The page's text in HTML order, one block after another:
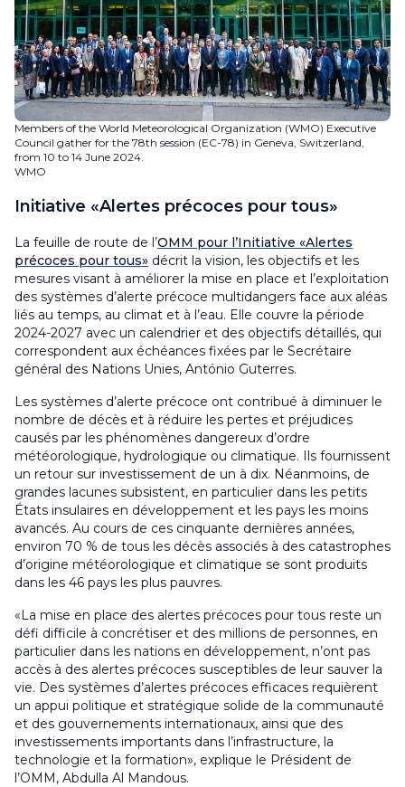
Members of the World Meteorological Organization (WMO) Executive
Council gather for the 78th session (EC-78) in Geneva, Switzerland,
from 10 to 14 June 2024.
WMO
Initiative «Alertes précoces pour tous»
La feuille de route de l’OMM pour l’Initiative «Alertes
précoces pour tous» décrit la vision, les objectifs et les
mesures visant à améliorer la mise en place et l’exploitation
des systèmes d’alerte précoce multidangers face aux aléas
liés au temps, au climat et à l’eau. Elle couvre la période
2024-2027 avec un calendrier et des objectifs détaillés, qui
correspondent aux échéances fixées par le Secrétaire
général des Nations Unies, António Guterres.
Les systèmes d’alerte précoce ont contribué à diminuer le
nombre de décès et à réduire les pertes et préjudices
causés par les phénomènes dangereux d’ordre
météorologique, hydrologique ou climatique. Ils fournissent
un retour sur investissement de un à dix. Néanmoins, de
grandes lacunes subsistent, en particulier dans les petits
États insulaires en développement et les pays les moins
avancés. Au cours de ces cinquante dernières années,
environ 70 % de tous les décès associés à des catastrophes
d’origine météorologique et climatique se sont produits
dans les 46 pays les plus pauvres.
«La mise en place des alertes précoces pour tous reste un
défi difficile à concrétiser et des millions de personnes, en
particulier dans les nations en développement, n’ont pas
accès à des alertes précoces susceptibles de leur sauver la
vie. Des systèmes d’alertes précoces efficaces requièrent
un appui politique et stratégique solide de la communauté
et des gouvernements internationaux, ainsi que des
investissements importants dans l’infrastructure, la
technologie et la formation», explique le Président de
l’OMM, Abdulla Al Mandous.